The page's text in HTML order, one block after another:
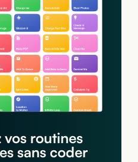
vos routines
sans coder